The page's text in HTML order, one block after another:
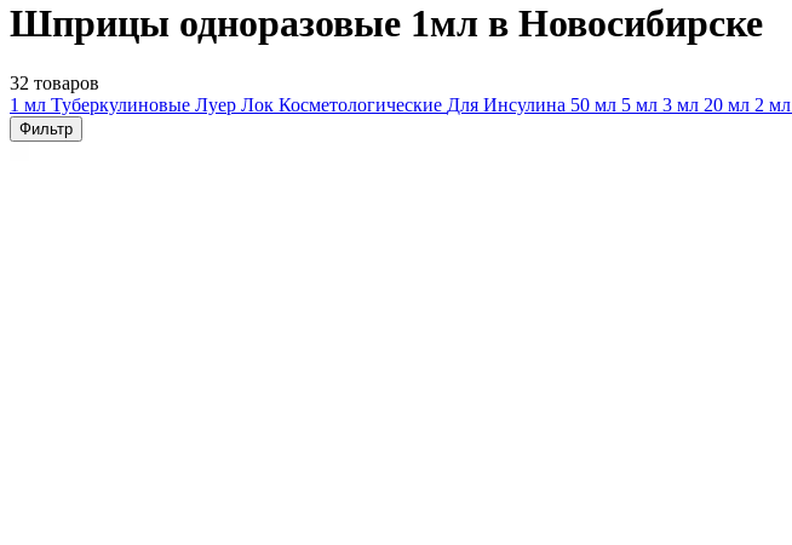
Шприцы одноразовые 1мл в Новосибирске
32 товаров
1 мл Туберкулиновые Луер Лок Косметологические Для Инсулина 50 мл 5 мл 3 мл 20 мл 2 мл
Фильтр